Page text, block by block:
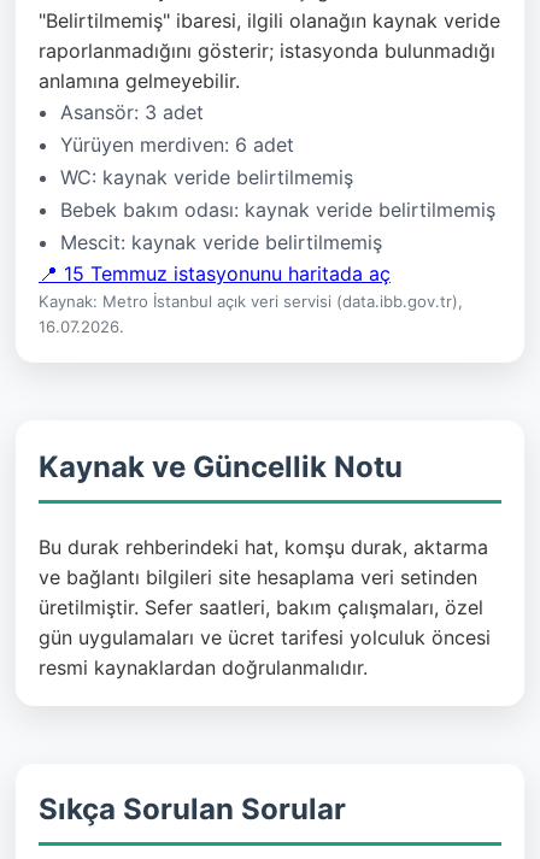
"Belirtilmemiş" ibaresi, ilgili olanağın kaynak veride
raporlanmadığını gösterir; istasyonda bulunmadığı
anlamına gelmeyebilir.
Asansör: 3 adet
Yürüyen merdiven: 6 adet
WC: kaynak veride belirtilmemiş
Bebek bakım odası: kaynak veride belirtilmemiş
Mescit: kaynak veride belirtilmemiş
📍 15 Temmuz istasyonunu haritada aç
Kaynak: Metro İstanbul açık veri servisi (data.ibb.gov.tr),
16.07.2026.
Kaynak ve Güncellik Notu
Bu durak rehberindeki hat, komşu durak, aktarma
ve bağlantı bilgileri site hesaplama veri setinden
üretilmiştir. Sefer saatleri, bakım çalışmaları, özel
gün uygulamaları ve ücret tarifesi yolculuk öncesi
resmi kaynaklardan doğrulanmalıdır.
Sıkça Sorulan Sorular